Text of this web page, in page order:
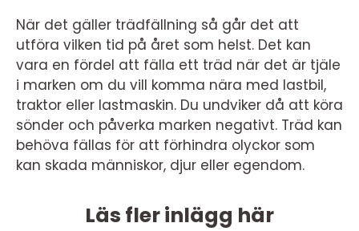
När det gäller trädfällning så går det att
utföra vilken tid på året som helst. Det kan
vara en fördel att fälla ett träd när det är tjäle
i marken om du vill komma nära med lastbil,
traktor eller lastmaskin. Du undviker då att köra
sönder och påverka marken negativt. Träd kan
behöva fällas för att förhindra olyckor som
kan skada människor, djur eller egendom.
Läs fler inlägg här